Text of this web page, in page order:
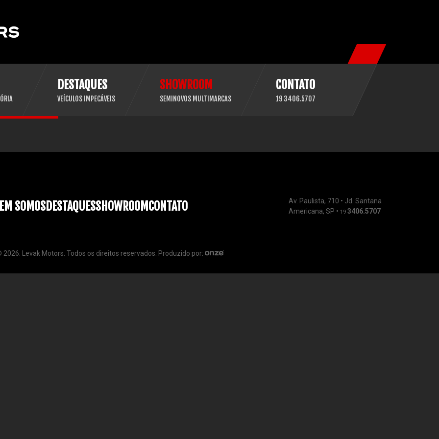
DESTAQUES
VEÍCULOS IMPECÁVEIS
SHOWROOM
SEMINOVOS MULTIMARCAS
CONTATO
19 3406.5707
SOMOS DESTAQUESSHOWROOM CONTATO
Av. Paulista, 710 • Jd. Santana
Americana, SP • 19 3406.5707
2026. Levak Motors. Todos os direitos reservados. Produzido por: